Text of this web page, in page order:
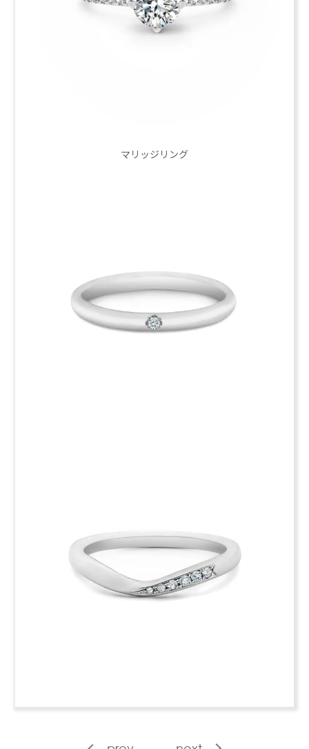
マリッジリング